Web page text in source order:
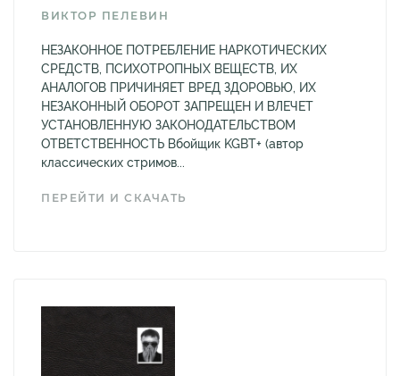
ВИКТОР ПЕЛЕВИН
НЕЗАКОННОЕ ПОТРЕБЛЕНИЕ НАРКОТИЧЕСКИХ
СРЕДСТВ, ПСИХОТРОПНЫХ ВЕЩЕСТВ, ИХ
АНАЛОГОВ ПРИЧИНЯЕТ ВРЕД ЗДОРОВЬЮ, ИХ
НЕЗАКОННЫЙ ОБОРОТ ЗАПРЕЩЕН И ВЛЕЧЕТ
УСТАНОВЛЕННУЮ ЗАКОНОДАТЕЛЬСТВОМ
ОТВЕТСТВЕННОСТЬ Вбойщик KGBT+ (автор
классических стримов...
ПЕРЕЙТИ И СКАЧАТЬ